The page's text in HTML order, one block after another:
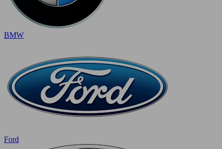
BMW
Ford